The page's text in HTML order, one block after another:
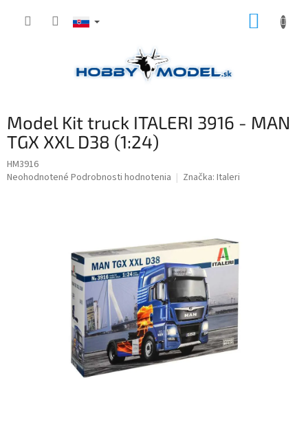
Model Kit truck ITALERI 3916 - MAN
TGX XXL D38 (1:24)
HM3916
Priemerné
Neohodnotené Podrobnosti hodnotenia Značka: Italeri